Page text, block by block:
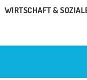
GEMEINDE &
WIRTSCHAFT &